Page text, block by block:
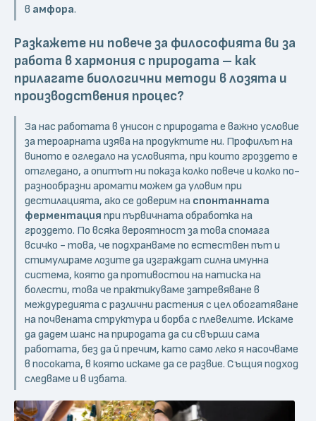
в амфора.
Разкажете ни повече за философията ви за
работа в хармония с природата – как
прилагате биологични методи в лозята и
производствения процес?
За нас работата в унисон с природата е важно условие
за тероарната изява на продуктите ни. Профилът на
виното е огледало на условията, при които гроздето е
отгледано, а опитът ни показа колко повече и колко по-
разнообразни аромати можем да уловим при
дестилацията, ако се доверим на спонтанната
ферментация при първичната обработка на
гроздето. По всяка вероятност за това спомага
всичко - това, че подхранваме по естествен път и
стимулираме лозите да изграждат силна имунна
система, която да противостои на натиска на
болести, това че практикуваме затревяване в
междуредията с различни растения с цел обогатяване
на почвената структура и борба с плевелите. Искаме
да дадем шанс на природата да си свърши сама
работата, без да й пречим, като само леко я насочваме
в посоката, в която искаме да се развие. Същия подход
следваме и в избата.